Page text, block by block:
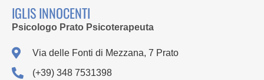
IGLIS INNOCENTI
Psicologo Prato Psicoterapeuta
Via delle Fonti di Mezzana, 7 Prato
(+39) 348 7531398